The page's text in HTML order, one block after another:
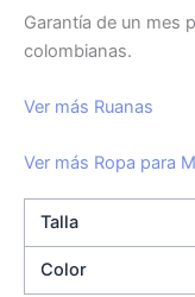
Garantía de un mes
colombianas.
Ver más Ruanas
Ver más Ropa para
Talla
Color